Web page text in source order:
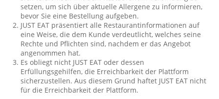
setzen, um sich über aktuelle Allergene zu informieren,
bevor Sie eine Bestellung aufgeben.
JUST EAT präsentiert alle Restaurantinformationen auf
eine Weise, die dem Kunde verdeutlicht, welches seine
Rechte und Pflichten sind, nachdem er das Angebot
angenommen hat.
Es obliegt nicht JUST EAT oder dessen
Erfüllungsgehilfen, die Erreichbarkeit der Plattform
sicherzustellen. Aus diesem Grund haftet JUST EAT nicht
für die Erreichbarkeit der Plattform.